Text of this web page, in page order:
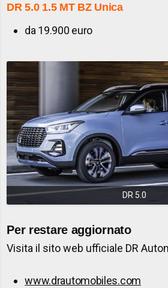
DR 5.01.5 MT BZ Unica
da 19.900 euro
DR 5.0
Per restare aggiornato
Visita il sito web ufficiale DR
www.drautomobiles.com